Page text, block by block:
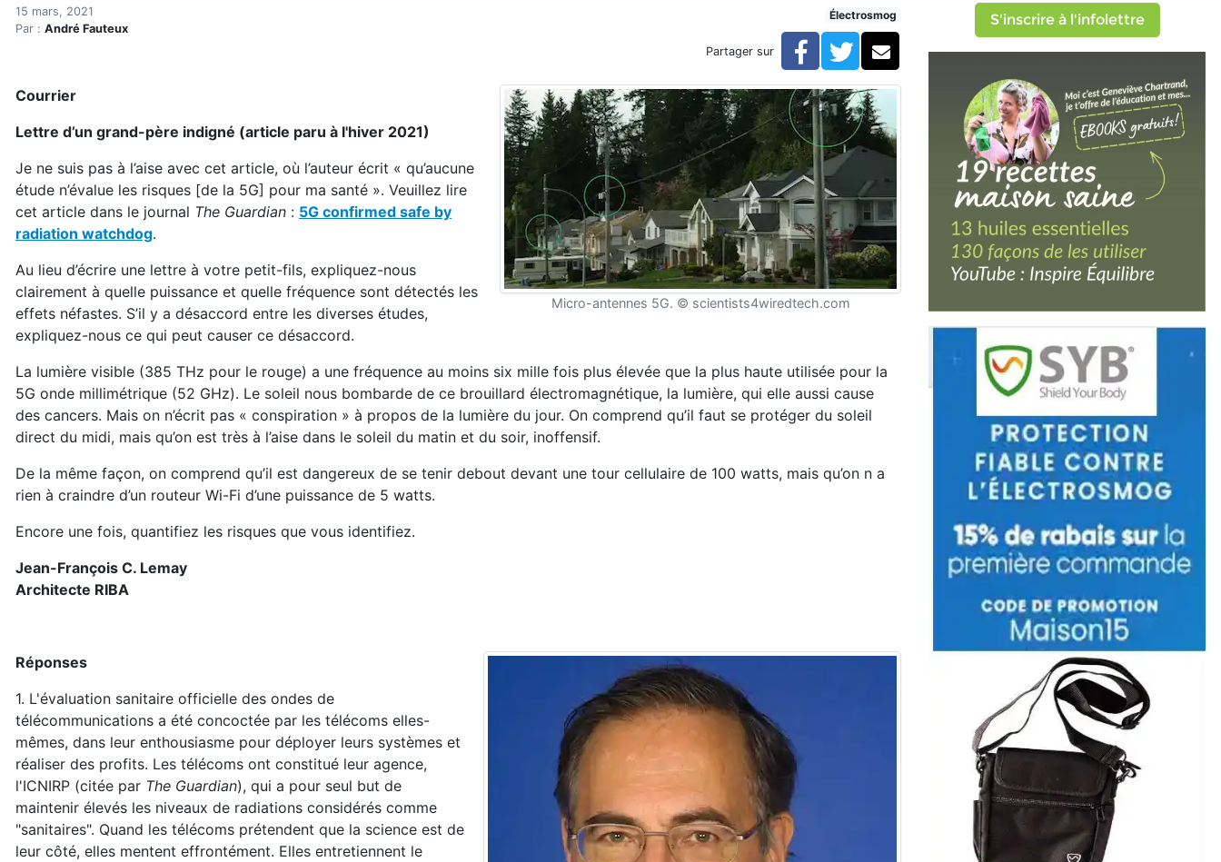
Accueil
Articles
Courrier sur la 5G (Lettre d'un grand-père indigné)
15 mars, 2021
Par : André Fauteux
Électrosmog
Partager sur Facebook
TwitterCourriel
Micro-antennes 5G. © scientists4wiredtech.com
Courrier
Lettre d’un grand-père indigné (article paru à l'hiver 2021)
Je ne suis pas à l’aise avec cet article, où l’auteur écrit « qu’aucune
étude n’évalue les risques [de la 5G] pour ma santé ». Veuillez lire
cet article dans le journal The Guardian : 5G confirmed safe by
radiation watchdog.
Au lieu d’écrire une lettre à votre petit-fils, expliquez-nous
clairement à quelle puissance et quelle fréquence sont détectés les
effets néfastes. S’il y a désaccord entre les diverses études,
expliquez-nous ce qui peut causer ce désaccord.
La lumière visible (385 THz pour le rouge) a une fréquence au moins six mille fois plus élevée que la plus haute utilisée pour la
5G onde millimétrique (52 GHz). Le soleil nous bombarde de ce brouillard électromagnétique, la lumière, qui elle aussi cause
des cancers. Mais on n’écrit pas « conspiration » à propos de la lumière du jour. On comprend qu’il faut se protéger du soleil
direct du midi, mais qu’on est très à l’aise dans le soleil du matin et du soir, inoffensif.
De la même façon, on comprend qu’il est dangereux de se tenir debout devant une tour cellulaire de 100 watts, mais qu’on n a
rien à craindre d’un routeur Wi-Fi d’une puissance de 5 watts.
Encore une fois, quantifiez les risques que vous identifiez.
Jean-François C. Lemay
Architecte RIBA
Réponses
1. L'évaluation sanitaire officielle des ondes de
télécommunications a été concoctée par les télécoms elles-
mêmes, dans leur enthousiasme pour déployer leurs systèmes et
réaliser des profits. Les télécoms ont constitué leur agence,
l'ICNIRP (citée par The Guardian), qui a pour seul but de
maintenir élevés les niveaux de radiations considérés comme
"sanitaires". Quand les télécoms prétendent que la science est de
leur côté, elles mentent effrontément. Elles entretiennent le
S'inscrire à l'infolettre